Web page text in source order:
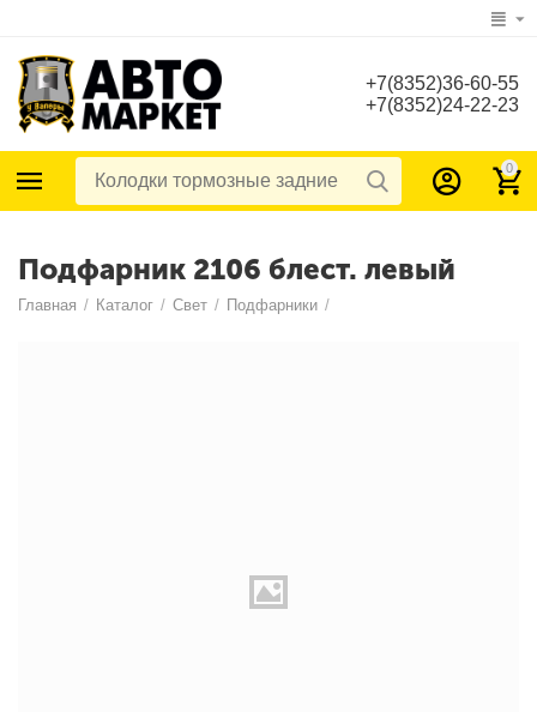
+7(8352)36-60-55
+7(8352)24-22-23
0
Подфарник 2106 блест. левый
Главная / Каталог / Свет / Подфарники /